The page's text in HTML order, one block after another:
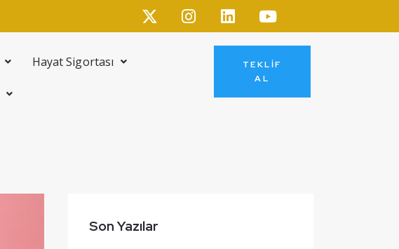
Hayat Sigortası
TEKLIF
AL
Son Yazılar